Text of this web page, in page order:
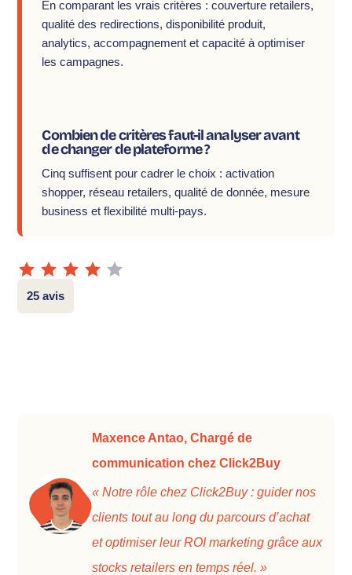
En comparant les vrais critères : couverture retailers,
qualité des redirections, disponibilité produit,
analytics, accompagnement et capacité à optimiser
les campagnes.
Combien de critères faut-il analyser avant
de changer de plateforme ?
Cinq suffisent pour cadrer le choix : activation
shopper, réseau retailers, qualité de donnée, mesure
business et flexibilité multi-pays.
25 avis
Maxence Antao, Chargé de
communication chez Click2Buy
« Notre rôle chez Click2Buy : guider nos
clients tout au long du parcours d’achat
et optimiser leur ROI marketing grâce aux
stocks retailers en temps réel. »